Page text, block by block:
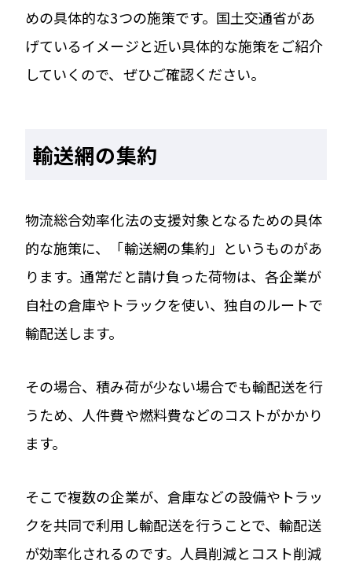
めの具体的な3つの施策です。国土交通省があ
げているイメージと近い具体的な施策をご紹介
していくので、ぜひご確認ください。
輸送網の集約
物流総合効率化法の支援対象となるための具体
的な施策に、「輸送網の集約」というものがあ
ります。通常だと請け負った荷物は、各企業が
自社の倉庫やトラックを使い、独自のルートで
輸配送します。
その場合、積み荷が少ない場合でも輸配送を行
うため、人件費や燃料費などのコストがかかり
ます。
そこで複数の企業が、倉庫などの設備やトラッ
クを共同で利用し輸配送を行うことで、輸配送
が効率化されるのです。人員削減とコスト削減